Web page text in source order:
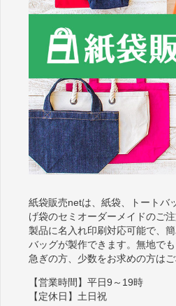
紙袋販売netは、紙袋、トートバ
げ袋のセミオーダーメイドのご
製品に名入れ印刷対応可能で、
バッグが製作できます。無地で
急ぎの方、少数をお求めの方はご
【営業時間】平日9～19時
【定休日】土日祝